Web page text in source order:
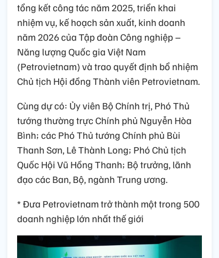
tổng kết công tác năm 2025, triển khai
nhiệm vụ, kế hoạch sản xuất, kinh doanh
năm 2026 của Tập đoàn Công nghiệp –
Năng lượng Quốc gia Việt Nam
(Petrovietnam) và trao quyết định bổ nhiệm
Chủ tịch Hội đồng Thành viên Petrovietnam.
Cùng dự có: Ủy viên Bộ Chính trị, Phó Thủ
tướng thường trực Chính phủ Nguyễn Hòa
Bình; các Phó Thủ tướng Chính phủ Bùi
Thanh Sơn, Lê Thành Long; Phó Chủ tịch
Quốc Hội Vũ Hồng Thanh; Bộ trưởng, lãnh
đạo các Ban, Bộ, ngành Trung ương.
* Đưa Petrovietnam trở thành một trong 500
doanh nghiệp lớn nhất thế giới